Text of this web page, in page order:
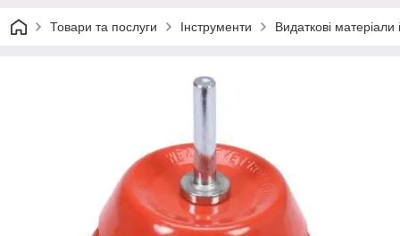
Товари та послуги Інструменти Видаткові